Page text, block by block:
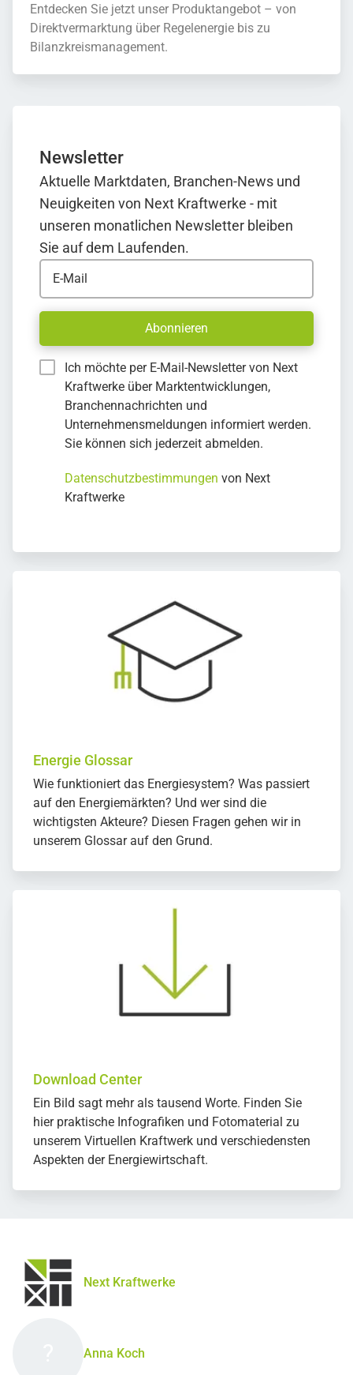
Entdecken Sie jetzt unser Produktangebot – von
Direktvermarktung über Regelenergie bis zu
Bilanzkreismanagement.
Newsletter
Aktuelle Marktdaten, Branchen-News und
Neuigkeiten von Next Kraftwerke - mit
unseren monatlichen Newsletter bleiben
Sie auf dem Laufenden.
E-Mail
Abonnieren
Ich möchte per E-Mail-Newsletter von Next
Kraftwerke über Marktentwicklungen,
Branchennachrichten und
Unternehmensmeldungen informiert werden.
Sie können sich jederzeit abmelden.
Datenschutzbestimmungen von Next
Kraftwerke
Energie Glossar
Wie funktioniert das Energiesystem? Was passiert
auf den Energiemärkten? Und wer sind die
wichtigsten Akteure? Diesen Fragen gehen wir in
unserem Glossar auf den Grund.
Download Center
Ein Bild sagt mehr als tausend Worte. Finden Sie
hier praktische Infografiken und Fotomaterial zu
unserem Virtuellen Kraftwerk und verschiedensten
Aspekten der Energiewirtschaft.
Next Kraftwerke
Anna Koch